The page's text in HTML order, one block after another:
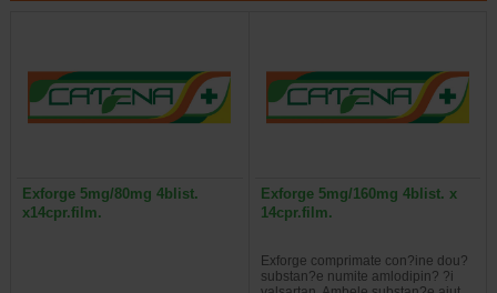
Exforge 5mg/80mg 4blist.
x14cpr.film.
Exforge 5mg/160mg 4blist. x
14cpr.film.
Exforge comprimate con?ine dou?
substan?e numite amlodipin? ?i